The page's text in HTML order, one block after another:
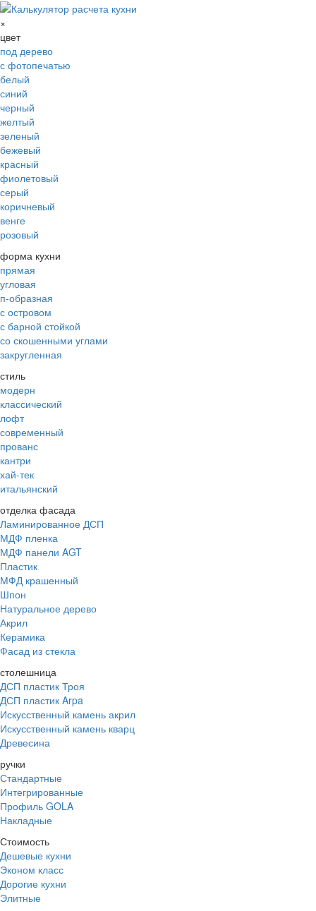
×
цвет
под дерево
с фотопечатью
белый
синий
черный
желтый
зеленый
бежевый
красный
фиолетовый
серый
коричневый
венге
розовый
форма кухни
прямая
угловая
п-образная
с островом
с барной стойкой
со скошенными углами
закругленная
стиль
модерн
классический
лофт
современный
прованс
кантри
хай-тек
итальянский
отделка фасада
Ламинированное ДСП
МДФ пленка
МДФ панели AGT
Пластик
МФД крашенный
Шпон
Натуральное дерево
Акрил
Керамика
Фасад из стекла
столешница
ДСП пластик Троя
ДСП пластик Arpa
Искусственный камень акрил
Искусственный камень кварц
Древесина
ручки
Стандартные
Интегрированные
Профиль GOLA
Накладные
Стоимость
Дешевые кухни
Эконом класс
Дорогие кухни
Элитные